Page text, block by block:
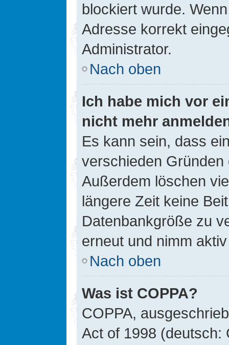
blockiert wurde.
Adresse korrekt
Administrator.
Nach oben
Ich habe mich vor
nicht mehr
Es kann sein, dass
verschieden
Außerdem löschen
längere Zeit keine
Datenbankgröße zu
erneut und nimm
Nach oben
Was ist COPPA?
COPPA,
Act of 1998 (deutsch: